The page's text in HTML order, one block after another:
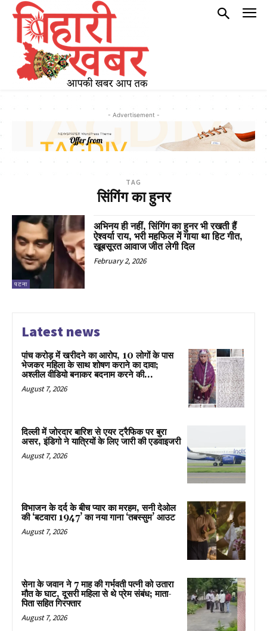
- Advertisement -
TAG
सिंगिंग का हुनर
पटना
अभिनय ही नहीं, सिंगिंग का हुनर भी रखती हैं
ऐश्वर्या राय, भरी महफिल में गाया था हिट गीत,
खूबसूरत आवाज जीत लेगी दिल
February 2, 2026
Latest news
पांच करोड़ में खरीदने का आरोप, 10 लोगों के पास
भेजकर महिला के साथ शोषण कराने का दावा;
अश्लील वीडियो बनाकर बदनाम करने की...
August 7, 2026
दिल्ली में जोरदार बारिश से एयर ट्रैफिक पर बुरा
असर, इंडिगो ने यात्रियों के लिए जारी की एडवाइजरी
August 7, 2026
विभाजन के दर्द के बीच प्यार का मरहम, सनी देओल
की ‘बटवारा 1947’ का नया गाना ‘तबस्सुम’ आउट
August 7, 2026
सेना के जवान ने 7 माह की गर्भवती पत्नी को उतारा
मौत के घाट, दूसरी महिला से थे प्रेम संबंध; माता-
पिता सहित गिरफ्तार
August 7, 2026